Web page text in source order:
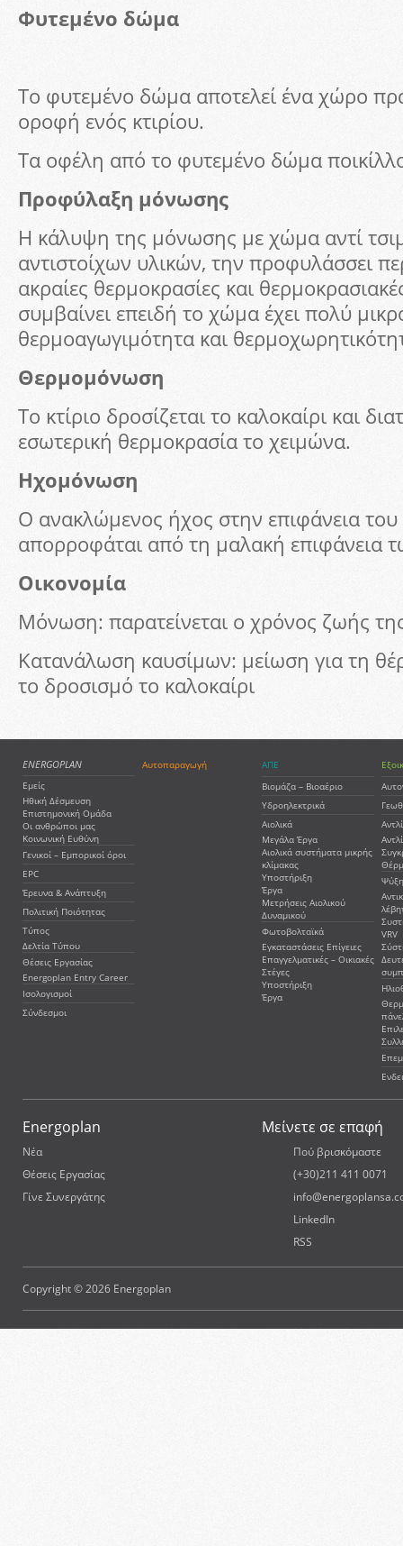
Φυτεμένο δώμα
Το φυτεμένο δώμα αποτελεί ένα χώρο
οροφή ενός κτιρίου.
Τα οφέλη από το φυτεμένο δώμα
Προφύλαξη μόνωσης
Η κάλυψη της μόνωσης με χώμα αντί
αντιστοίχων υλικών, την προφυλάσσει
ακραίες θερμοκρασίες και
συμβαίνει επειδή το χώμα έχει πολύ
θερμοαγωγιμότητα και
Θερμομόνωση
Το κτίριο δροσίζεται το καλοκαίρι και
εσωτερική θερμοκρασία το χειμώνα.
Ηχομόνωση
O ανακλώμενος ήχος στην επιφάνεια
απορροφάται από τη μαλακή επιφάνεια
Οικονομία
Μόνωση: παρατείνεται ο χρόνος ζωής
Κατανάλωση καυσίμων: μείωση για τη
το δροσισμό το καλοκαίρι
ENERGOPLAN
Εμείς
Ηθική Δέσμευση
Επιστημονική Ομάδα
Οι ανθρώποι μας
Κοινωνική Ευθύνη
Γενικοί – Εμπορικοί όροι
EPC
Έρευνα & Ανάπτυξη
Πολιτική Ποιότητας
Τύπος
Δελτία Τύπου
Θέσεις Εργασίας
Energoplan Entry Career
Ισολογισμοί
Σύνδεσμοι
Αυτοπαραγωγή
ΑΠΕ
Βιομάζα – Βιοαέριο
Υδροηλεκτρικά
Αιολικά
Μεγάλα Έργα
Αιολικά συστήματα μικρής
κλίμακας
Υποστήριξη
Έργα
Μετρήσεις Αιολικού
Δυναμικού
Φωτοβολταϊκά
Εγκαταστάσεις Επίγειες
Επαγγελματικές – Οικιακές
Στέγες
Υποστήριξη
Έργα
VRV
Energoplan
Νέα
Θέσεις Εργασίας
Γίνε Συνεργάτης
Μείνετε σε επαφή
Πού βρισκόμαστε
(+30)211 411 0071
LinkedIn
RSS
Copyright © 2026 Energoplan